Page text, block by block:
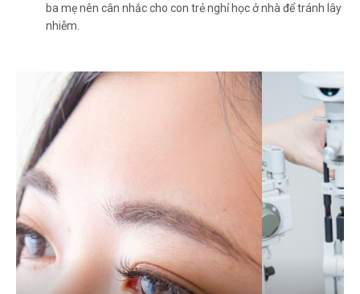
ba mẹ nên cân nhắc cho con trẻ nghỉ học ở nhà để tránh lây
nhiễm.